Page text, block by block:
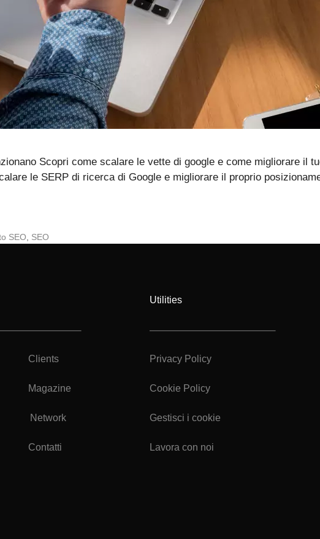
Scopri come scalare le vette di google e come migliorare il
le SERP di ricerca di Google e migliorare il proprio
SEO SEO
Clients
Magazine
Network
Contatti
Utilities
Privacy Policy
Cookie Policy
Gestisci i cookie
Lavora con noi